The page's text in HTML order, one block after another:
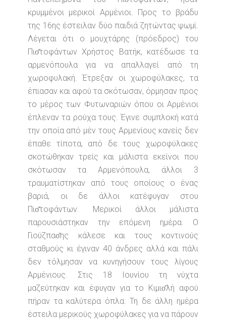
κρυμμένοι μερικοί Αρμένιοι. Προς το βράδυ
της 16ης έστειλαν δύο παιδιά ζητώντας ψωμί.
Λέγεται ότι ο μουχτάρης (πρόεδρος) του
Πισ̆τοφάντων Χρήστος Βατήκ, κατέδωσε τα
αρμενόπουλα για να απαλλαγεί από τη
χωροφυλακή. Έτρεξαν οι χωροφύλακες, τα
έπιασαν και αφού τα σκότωσαν, όρμησαν προς
το μέρος των Φυτωναριών όπου οι Αρμένιοι
έπλεναν τα ρούχα τους. Έγινε συμπλοκή κατά
την οποία από μέν τους Αρμενίους κανείς δεν
έπαθε τίποτα, από δε τους χωροφύλακες
σκοτώθηκαν τρείς και μάλιστα εκείνοι που
σκότωσαν τα Αρμενόπουλα, άλλοι 3
τραυματίστηκαν από τους οποίους ο ένας
βαριά, οι δε άλλοι κατέφυγαν στου
Πισ̆τοφάντων. Μερικοί άλλοι μάλιστα
παρουσιάστηκαν την επόμενη ημέρα. Ο
Γιούζπασ̆ης κάλεσε και τους κοντινούς
σταθμούς κι έγιναν 40 άνδρες αλλά και πάλι
δεν τόλμησαν να κυνηγήσουν τους λίγους
Αρμένιους. Στις 18 Ιουνίου τη νύχτα
μαζεύτηκαν και έφυγαν για το Κιμισ̆λή αφού
πήραν τα καλύτερα όπλα. Τη δε άλλη ημέρα
έστειλα μερικούς χωροφύλακες για να πάρουν